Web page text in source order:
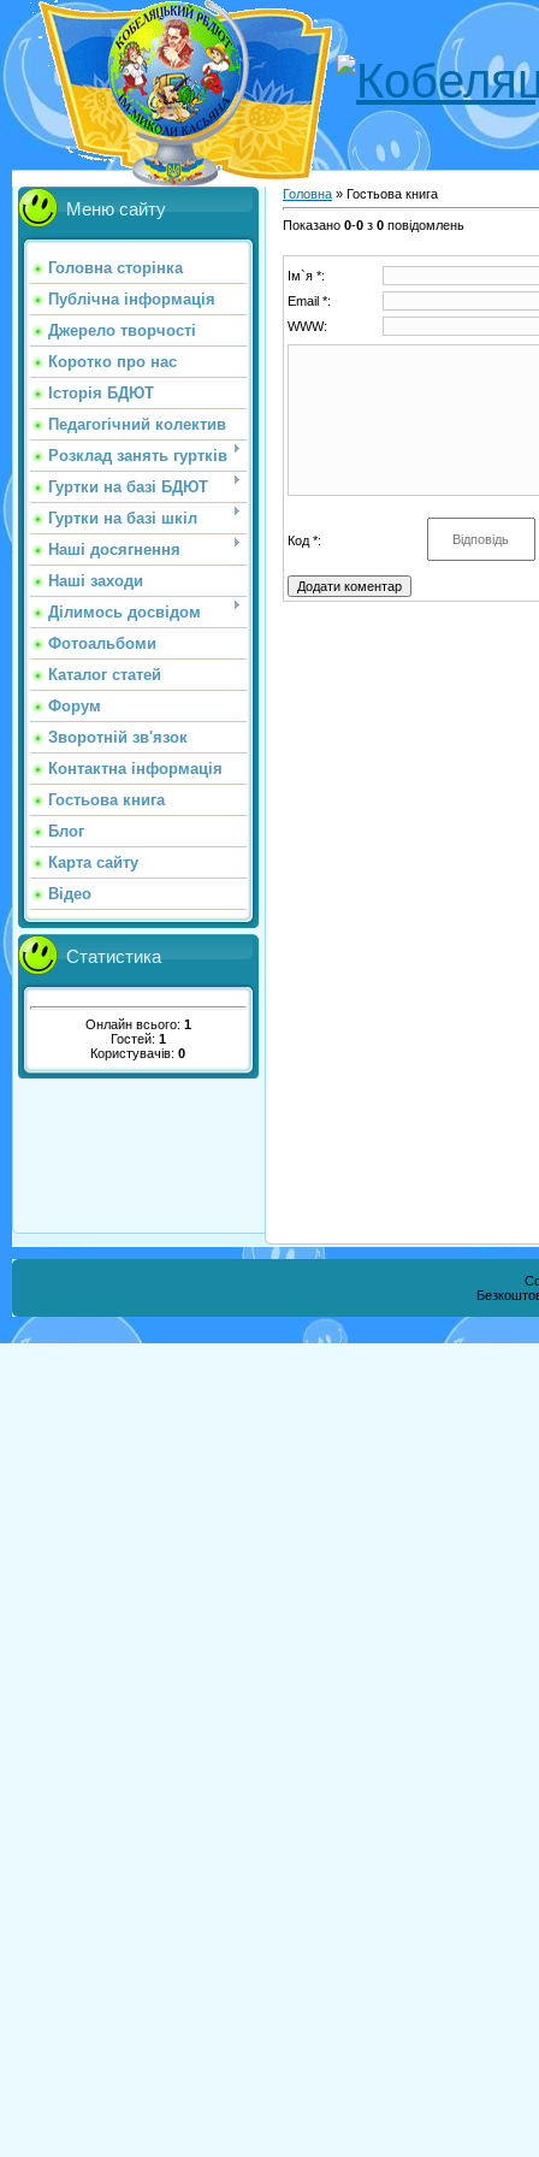
Меню сайту
Головна сторінка
Публічна інформація
Джерело творчості
Коротко про нас
Історія БДЮТ
Педагогічний колектив
Розклад занять гуртків
Гуртки на базі БДЮТ
Гуртки на базі шкіл
Наші досягнення
Наші заходи
Ділимось досвідом
Фотоальбоми
Каталог статей
Форум
Зворотній зв'язок
Контактна інформація
Гостьова книга
Блог
Карта сайту
Відео
Статистика
Онлайн всього: 1
Гостей: 1
Користувачів:0
Головна » Гостьова книга
Показано 0-0 з 0 повідомлень
Ім`я *:
Email *:
WWW:
Код *: